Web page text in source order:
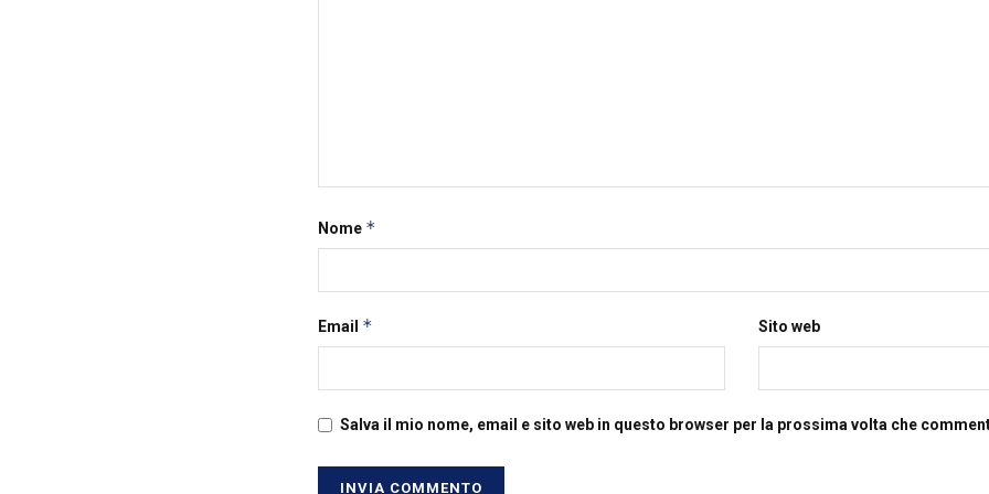
Nome *
Email * Sito web
Salva il mio nome, email e sito web in questo browser per la prossima volta che